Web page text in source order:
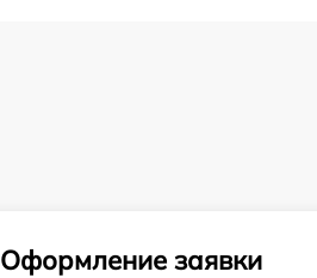
Оформление заявки